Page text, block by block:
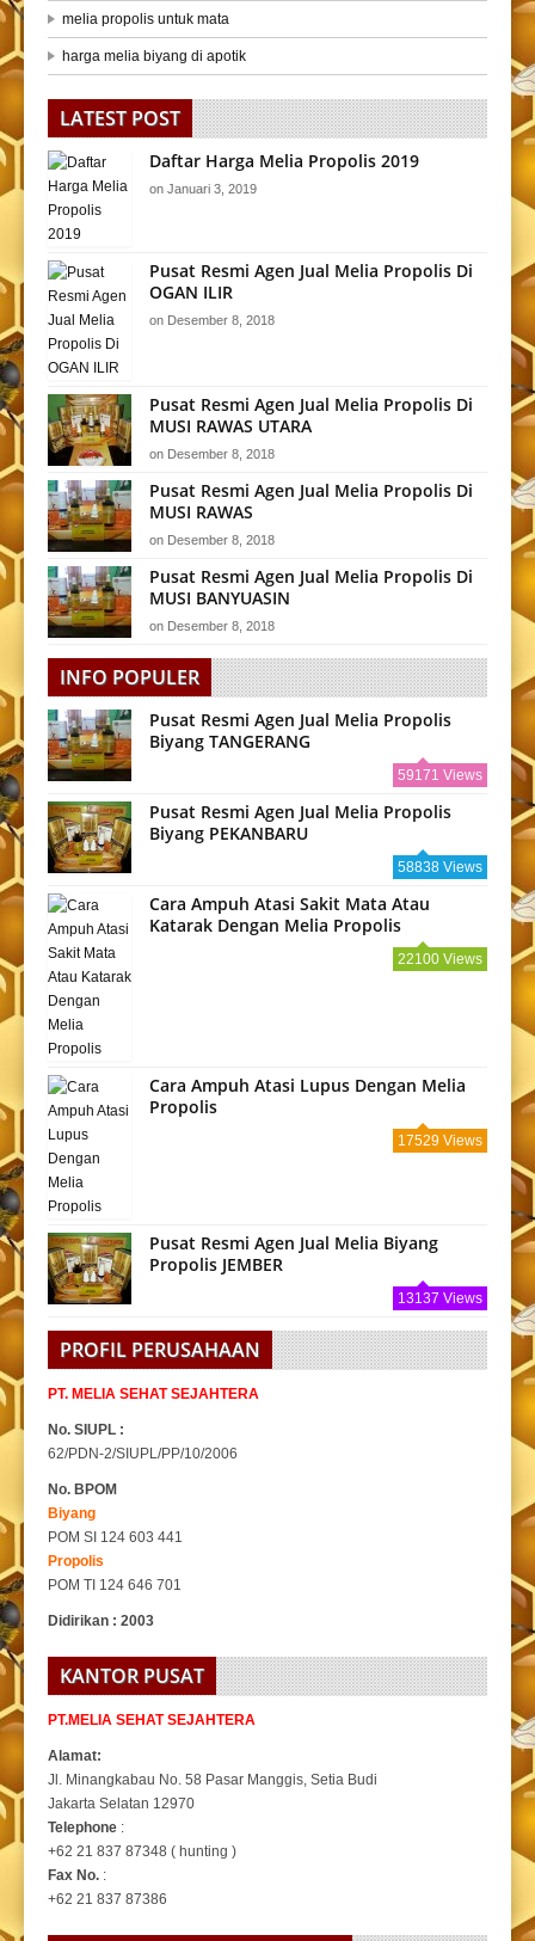
melia propolis untuk mata
harga melia biyang di apotik
LATEST POST
Daftar Harga Melia Propolis 2019
on Januari 3, 2019
Pusat Resmi Agen Jual Melia Propolis Di
OGAN ILIR
on Desember 8, 2018
Pusat Resmi Agen Jual Melia Propolis Di
MUSI RAWAS UTARA
on Desember 8, 2018
Pusat Resmi Agen Jual Melia Propolis Di
MUSI RAWAS
on Desember 8, 2018
Pusat Resmi Agen Jual Melia Propolis Di
MUSI BANYUASIN
on Desember 8, 2018
INFO POPULER
Pusat Resmi Agen Jual Melia Propolis
Biyang TANGERANG
59171 Views
Pusat Resmi Agen Jual Melia Propolis
Biyang PEKANBARU
58838 Views
Cara Ampuh Atasi Sakit Mata Atau
Katarak Dengan Melia Propolis
22100 Views
Cara Ampuh Atasi Lupus Dengan Melia
Propolis
17529 Views
Pusat Resmi Agen Jual Melia Biyang
Propolis JEMBER
13137 Views
PROFIL PERUSAHAAN
PT. MELIA SEHAT SEJAHTERA
No. SIUPL :
62/PDN-2/SIUPL/PP/10/2006
No. BPOM
Biyang
POM SI 124 603 441
Propolis
POM TI 124 646 701
Didirikan : 2003
KANTOR PUSAT
PT.MELIA SEHAT SEJAHTERA
Alamat:
Jl. Minangkabau No. 58 Pasar Manggis, Setia Budi
Jakarta Selatan 12970
Telephone :
+62 21 837 87348 ( hunting )
Fax No. :
+62 21 837 87386